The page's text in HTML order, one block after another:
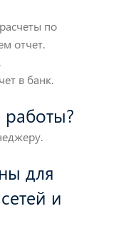
по
отчет.
в банк.
для
и